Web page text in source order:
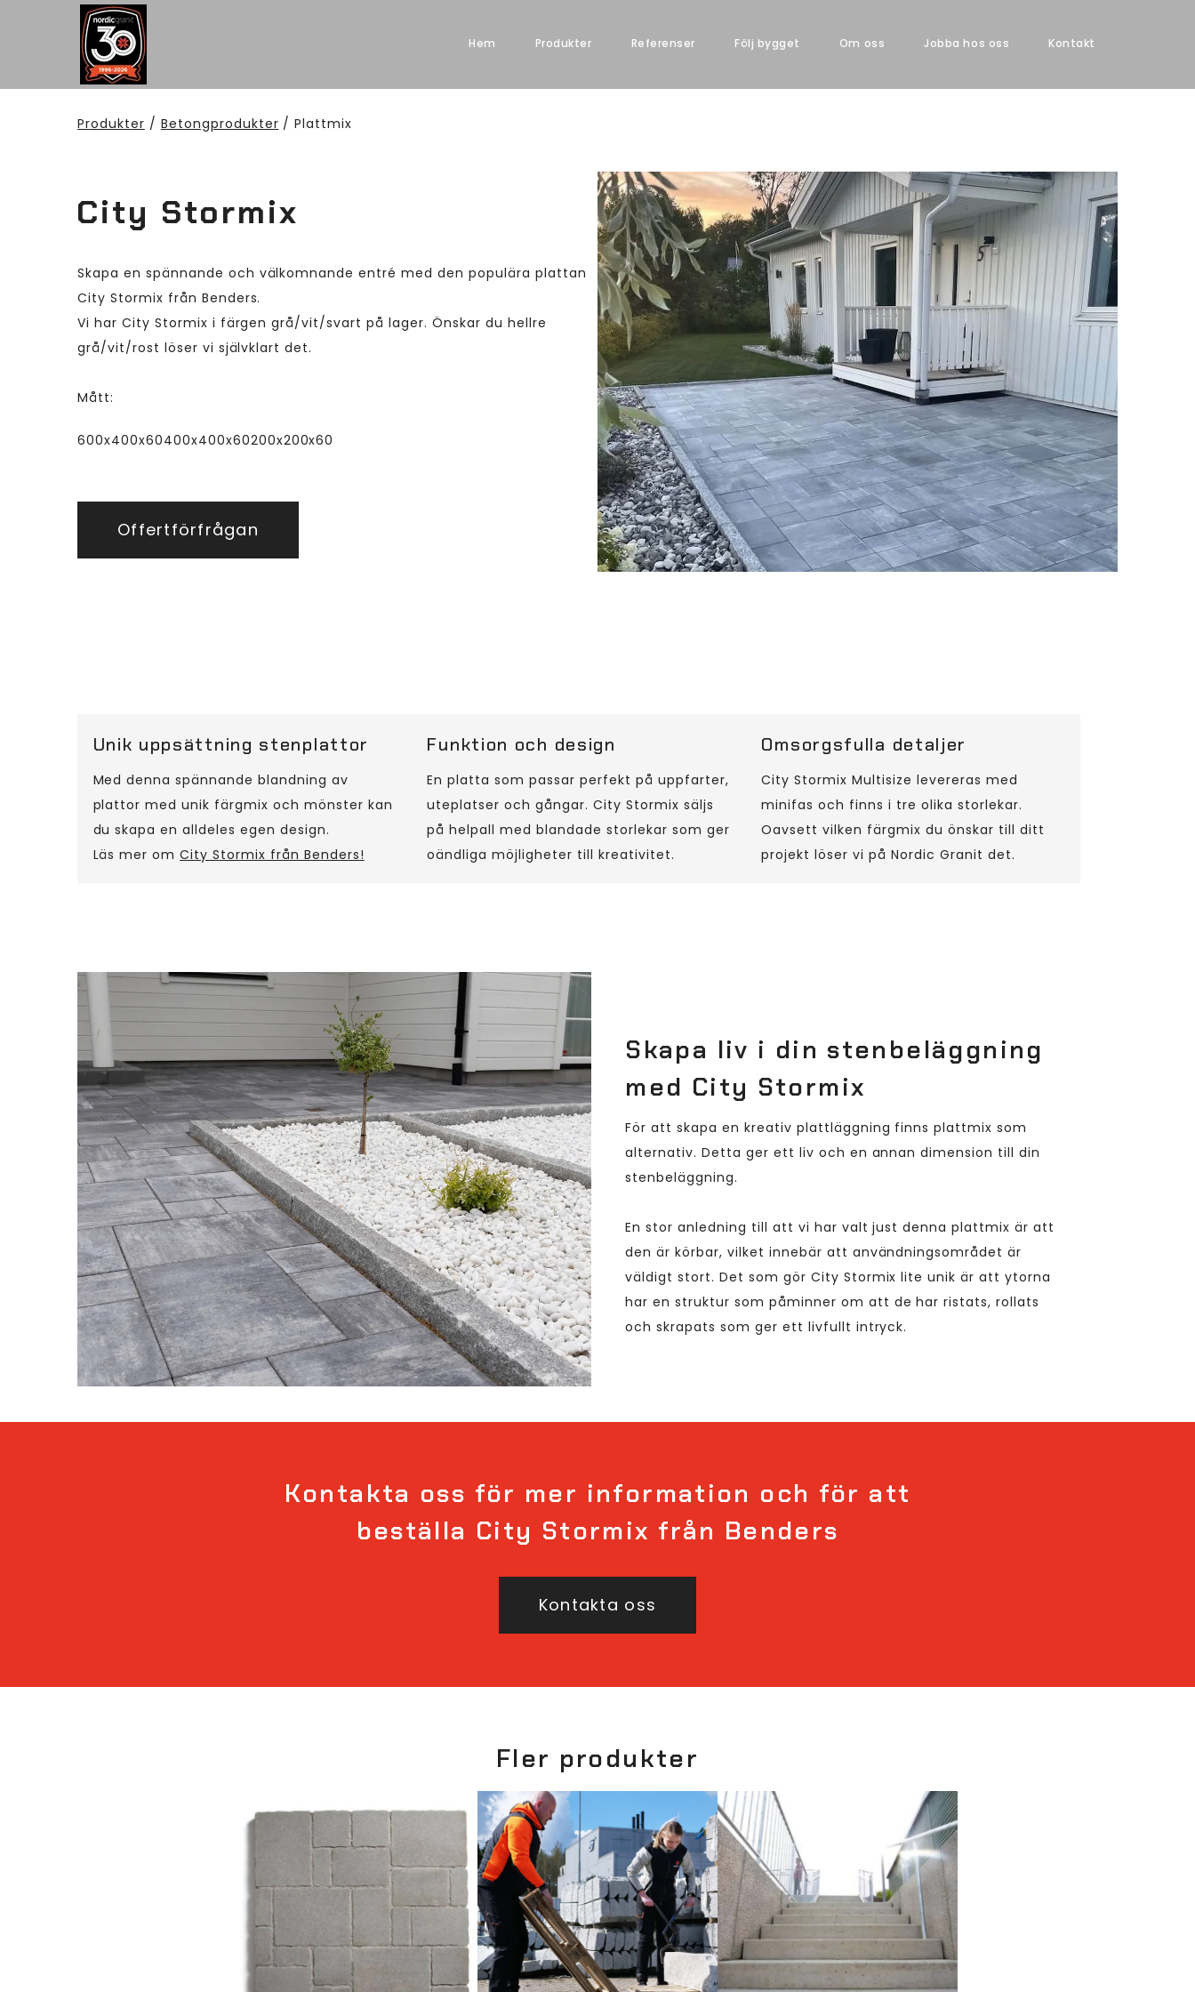
Hem Produkter Referenser Följ bygget Om oss Jobba hos oss Kontakt
Produkter / Betongprodukter / Plattmix
City Stormix
Skapa en spännande och välkomnande entré med den populära plattan
City Stormix från Benders.
Vi har City Stormix i färgen grå/vit/svart på lager. Önskar du hellre
grå/vit/rost löser vi självklart det.
Mått:
600x400x60400x400x60200x200x60
Offertförfrågan
Unik uppsättning stenplattor
Med denna spännande blandning av
plattor med unik färgmix och mönster kan
du skapa en alldeles egen design.
Läs mer omCity Stormix från Benders!
Funktion och design
En platta som passar perfekt på uppfarter,
uteplatser och gångar. City Stormix säljs
på helpall med blandade storlekar som ger
oändliga möjligheter till kreativitet.
Omsorgsfulla detaljer
City Stormix Multisize levereras med
minifas och finns i tre olika storlekar.
Oavsett vilken färgmix du önskar till ditt
projekt löser vi på Nordic Granit det.
Skapa liv i din stenbeläggning
med City Stormix
För att skapa en kreativ plattläggning finns plattmix som
alternativ. Detta ger ett liv och en annan dimension till din
stenbeläggning.
En stor anledning till att vi har valt just denna plattmix är att
den är körbar, vilket innebär att användningsområdet är
väldigt stort. Det som gör City Stormix lite unik är att ytorna
har en struktur som påminner om att de har ristats, rollats
och skrapats som ger ett livfullt intryck.
Kontakta oss för mer information och för att
beställa City Stormix från Benders
Kontakta oss
Fler produkter